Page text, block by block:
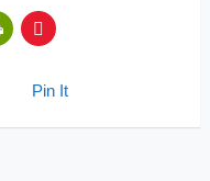
Pin It